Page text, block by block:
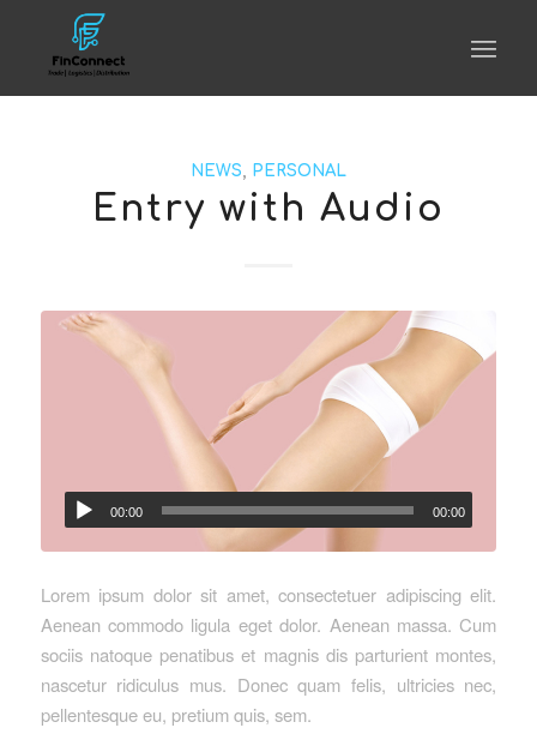
NEWS, PERSONAL
Entry with Audio
00:00 00:00
Lorem ipsum dolor sit amet, consectetuer adipiscing elit.
Aenean commodo ligula eget dolor. Aenean massa. Cum
sociis natoque penatibus et magnis dis parturient montes,
nascetur ridiculus mus. Donec quam felis, ultricies nec,
pellentesque eu, pretium quis, sem.